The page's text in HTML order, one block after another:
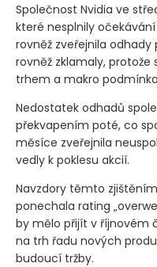
Společnost Nvidia ve
které nesplnily
rovněž zveřejnila
rovněž zklamaly,
trhem a makro
Nedostatek odhadů
překvapením poté, co
měsíce zveřejnila
vedly k poklesu akcií.
Navzdory těmto
ponechala rating
by mělo přijít v říjnovém
na trh řadu nových
budoucí tržby.